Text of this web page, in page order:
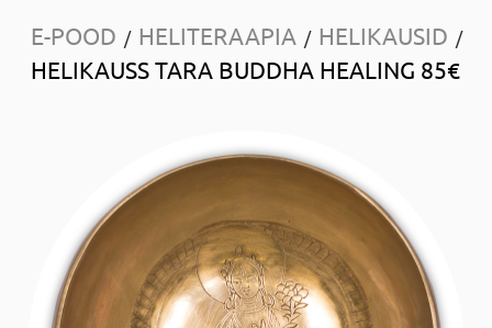
E-POOD / HELITERAAPIA / HELIKAUSID /
HELIKAUSS TARA BUDDHA HEALING 85€